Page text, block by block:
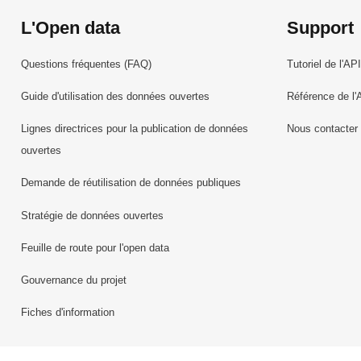
L'Open data
Questions fréquentes (FAQ)
Guide d'utilisation des données ouvertes
Lignes directrices pour la publication de données
ouvertes
Demande de réutilisation de données publiques
Stratégie de données ouvertes
Feuille de route pour l'open data
Gouvernance du projet
Fiches d'information
Support
Tutoriel de l'API
Référence de
Nous contacter